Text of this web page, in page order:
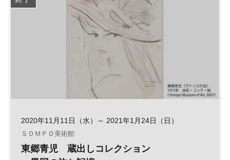
2020年11月11日（水）～ 2021年1月24日（日）
ＳＯＭＰＯ美術館
東郷青児 蔵出しコレクション